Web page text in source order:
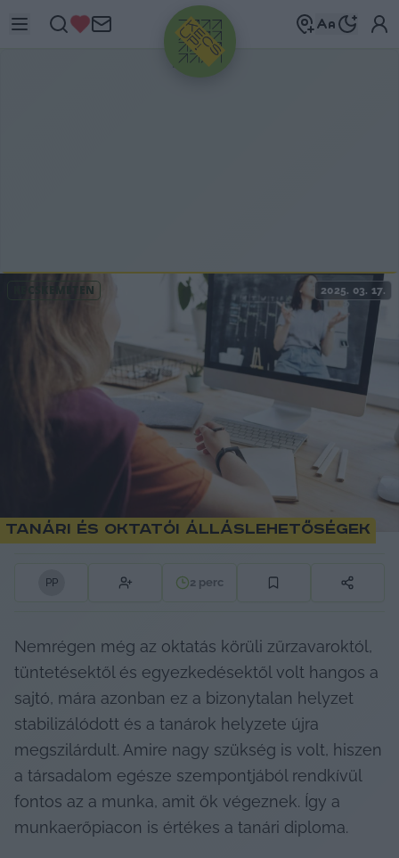
HIRDETÉS
KECSKEMÉTEN 2025. 03. 17.
Tanári és oktatói álláslehetőségek
PP 2 perc
Nemrégen még az oktatás körüli zűrzavaroktól,
tüntetésektől és egyezkedésektől volt hangos a
sajtó, mára azonban ez a bizonytalan helyzet
stabilizálódott és a tanárok helyzete újra
megszilárdult. Amire nagy szükség is volt, hiszen
a társadalom egésze szempontjából rendkívül
fontos az a munka, amit ők végeznek. Így a
munkaerőpiacon is értékes a tanári diploma.